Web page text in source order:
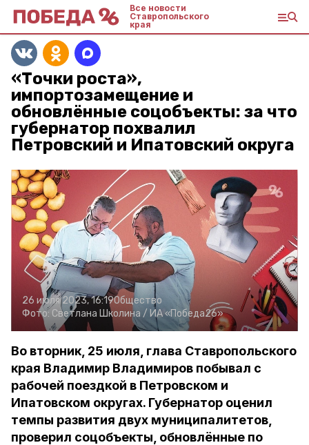
Все новости
Ставропольского
края
«Точки роста»,
импортозамещение и
обновлённые соцобъекты: за что
губернатор похвалил
Петровский и Ипатовский округа
26 июля 2023, 16:19Общество
Фото: Светлана Школина / ИА «Победа26»
Во вторник, 25 июля, глава Ставропольского
края Владимир Владимиров побывал с
рабочей поездкой в Петровском и
Ипатовском округах. Губернатор оценил
темпы развития двух муниципалитетов,
проверил соцобъекты, обновлённые по